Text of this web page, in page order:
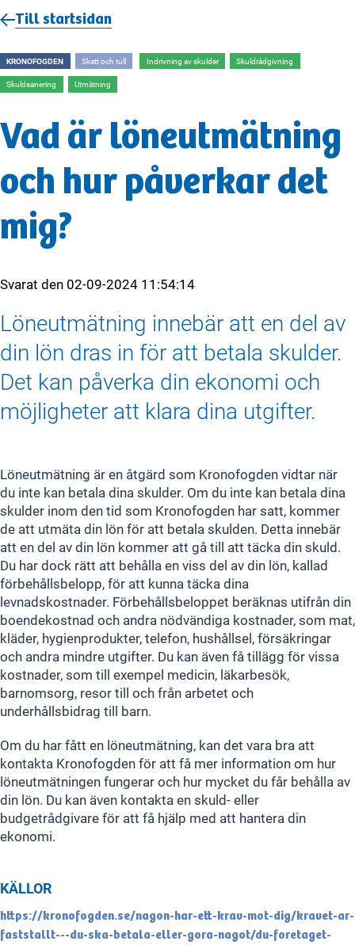
Till startsidan
KRONOFOGDEN Skatt och tull Indrivning av skulder Skuldrådgivning
Skuldsanering Utmätning
Vad är löneutmätning
och hur påverkar det
mig?
Svarat den 02-09-2024 11:54:14
Löneutmätning innebär att en del av
din lön dras in för att betala skulder.
Det kan påverka din ekonomi och
möjligheter att klara dina utgifter.
Löneutmätning är en åtgärd som Kronofogden vidtar när
du inte kan betala dina skulder. Om du inte kan betala dina
skulder inom den tid som Kronofogden har satt, kommer
de att utmäta din lön för att betala skulden. Detta innebär
att en del av din lön kommer att gå till att täcka din skuld.
Du har dock rätt att behålla en viss del av din lön, kallad
förbehållsbelopp, för att kunna täcka dina
levnadskostnader. Förbehållsbeloppet beräknas utifrån din
boendekostnad och andra nödvändiga kostnader, som mat,
kläder, hygienprodukter, telefon, hushållsel, försäkringar
och andra mindre utgifter. Du kan även få tillägg för vissa
kostnader, som till exempel medicin, läkarbesök,
barnomsorg, resor till och från arbetet och
underhållsbidrag till barn.
Om du har fått en löneutmätning, kan det vara bra att
kontakta Kronofogden för att få mer information om hur
löneutmätningen fungerar och hur mycket du får behålla av
din lön. Du kan även kontakta en skuld- eller
budgetrådgivare för att få hjälp med att hantera din
ekonomi.
KÄLLOR
https://kronofogden.se/nagon-har-ett-krav-mot-dig/kravet-ar-
faststallt---du-ska-betala-eller-gora-nagot/du-foretaget-